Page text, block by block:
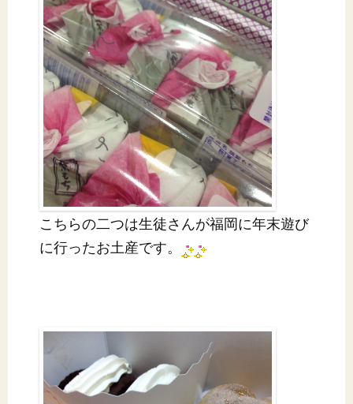
こちらの二つは生徒さんが福岡に年末遊び
に行ったお土産です。